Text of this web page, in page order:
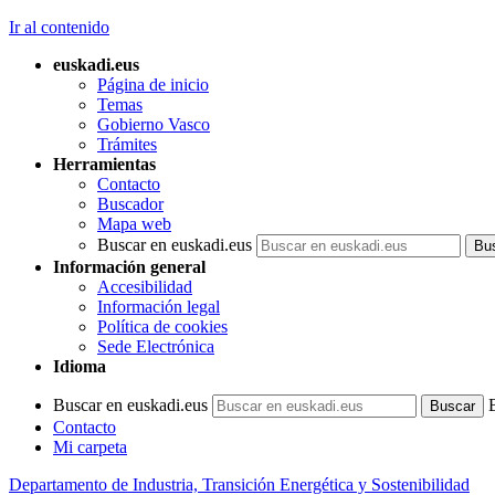
Ir al contenido
euskadi.eus
Página de inicio
Temas
Gobierno Vasco
Trámites
Herramientas
Contacto
Buscador
Mapa web
Buscar en euskadi.eus
Información general
Accesibilidad
Información legal
Política de cookies
Sede Electrónica
Idioma
Buscar en euskadi.eus
Contacto
Mi carpeta
Departamento de Industria, Transición Energética y Sostenibilidad